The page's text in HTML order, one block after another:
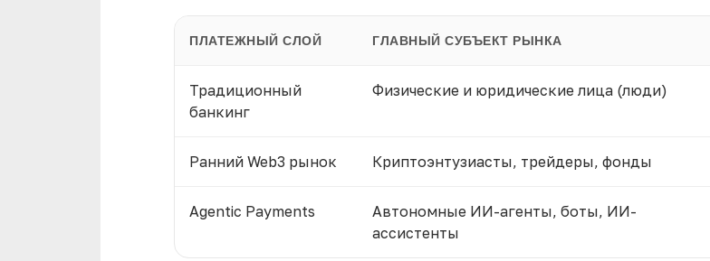
ПЛАТЕЖНЫЙ СЛОЙ ГЛАВНЫЙ СУБЪЕКТ РЫНКА
Традиционный
банкинг
Физические и юридические лица (люди)
Ранний Web3 рынок Криптоэнтузиасты, трейдеры, фонды
Agentic Payments
Автономные ИИ-агенты, боты, ИИ-
ассистенты